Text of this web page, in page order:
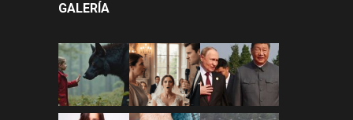
GALERÍA